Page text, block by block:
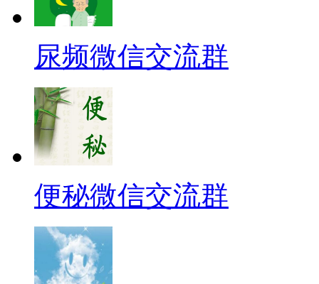
尿频微信交流群
便秘微信交流群